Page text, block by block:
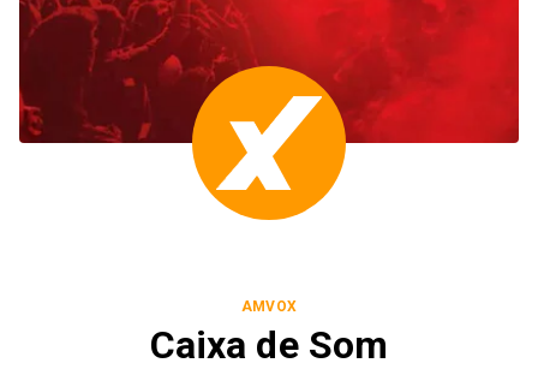
AMVOX
Caixa de Som